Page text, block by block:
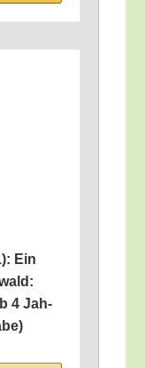
Ein
4 Jah­